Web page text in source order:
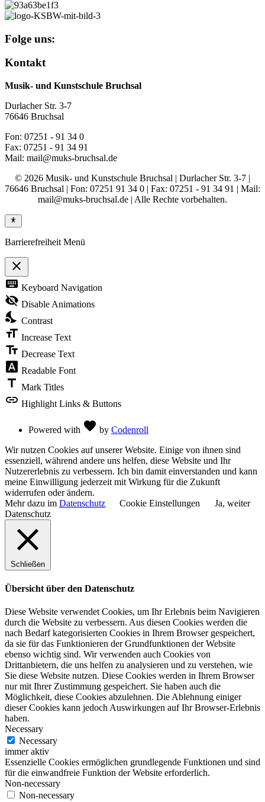
Folge uns:
Kontakt
Musik- und Kunstschule Bruchsal
Durlacher Str. 3-7
76646 Bruchsal
Fon: 07251 - 91 34 0
Fax: 07251 - 91 34 91
Mail: mail@muks-bruchsal.de
© 2026 Musik- und Kunstschule Bruchsal | Durlacher Str. 3-7 |
76646 Bruchsal | Fon: 07251 91 34 0 | Fax: 07251 - 91 34 91 | Mail:
mail@muks-bruchsal.de | Alle Rechte vorbehalten.
Barrierefreiheit Menü
close
Toggle
the
visibility
of
Accessibility
Toolbar
keyboard Keyboard Navigation
visibility_off Disable Animations
nights_stay Contrast
format_size Increase Text
text_fields Decrease Text
font_download Readable Font
title Mark Titles
link Highlight Links & Buttons
Powered with favorite by Codenroll
Wir nutzen Cookies auf unserer Website. Einige von ihnen sind
essenziell, während andere uns helfen, diese Website und Ihr
Nutzererlebnis zu verbessern. Ich bin damit einverstanden und kann
meine Einwilligung jederzeit mit Wirkung für die Zukunft
widerrufen oder ändern.
Mehr dazu im Datenschutz Cookie Einstellungen
Ja, weiter
Datenschutz
Schließen
Übersicht über den Datenschutz
Diese Website verwendet Cookies, um Ihr Erlebnis beim Navigieren
durch die Website zu verbessern. Aus diesen Cookies werden die
nach Bedarf kategorisierten Cookies in Ihrem Browser gespeichert,
da sie für das Funktionieren der Grundfunktionen der Website
ebenso wichtig sind. Wir verwenden auch Cookies von
Drittanbietern, die uns helfen zu analysieren und zu verstehen, wie
Sie diese Website nutzen. Diese Cookies werden in Ihrem Browser
nur mit Ihrer Zustimmung gespeichert. Sie haben auch die
Möglichkeit, diese Cookies abzulehnen. Die Ablehnung einiger
dieser Cookies kann jedoch Auswirkungen auf Ihr Browser-Erlebnis
haben.
Necessary
Necessary
immer aktiv
Essenzielle Cookies ermöglichen grundlegende Funktionen und sind
für die einwandfreie Funktion der Website erforderlich.
Non-necessary
Non-necessary